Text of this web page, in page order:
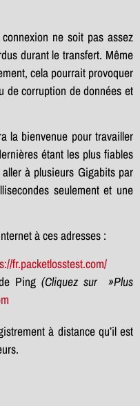
ne soit pas assez
durant le transfert. Même
cela pourrait provoquer
de corruption de données et
la bienvenue pour travailler
étant les plus fiables
à plusieurs Gigabits par
seulement et une
à ces adresses :
fr.packetlosstest.com/
Ping (Cliquez sur »Plus
à distance qu’il est